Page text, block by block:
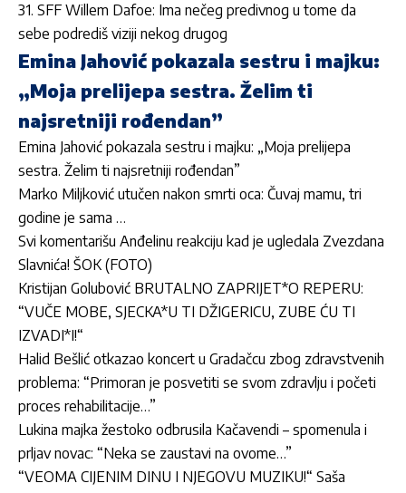
31. SFF Willem Dafoe: Ima nečeg predivnog u tome da
sebe podrediš viziji nekog drugog
Emina Jahović pokazala sestru i majku:
„Moja prelijepa sestra. Želim ti
najsretniji rođendan”
Emina Jahović pokazala sestru i majku: „Moja prelijepa
sestra. Želim ti najsretniji rođendan”
Marko Miljković utučen nakon smrti oca: Čuvaj mamu, tri
godine je sama …
Svi komentarišu Anđelinu reakciju kad je ugledala Zvezdana
Slavnića! ŠOK (FOTO)
Kristijan Golubović BRUTALNO ZAPRIJET*O REPERU:
“VUČE MOBE, SJECKA*U TI DŽIGERICU, ZUBE ĆU TI
IZVADI*I!“
Halid Bešlić otkazao koncert u Gradačcu zbog zdravstvenih
problema: “Primoran je posvetiti se svom zdravlju i početi
proces rehabilitacije…”
Lukina majka žestoko odbrusila Kačavendi – spomenula i
prljav novac: “Neka se zaustavi na ovome…”
“VEOMA CIJENIM DINU I NJEGOVU MUZIKU!“ Saša